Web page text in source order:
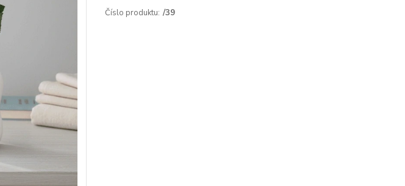
Číslo produktu: /39